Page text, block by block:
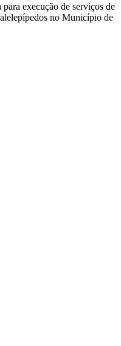
execução de serviços de
no Município de